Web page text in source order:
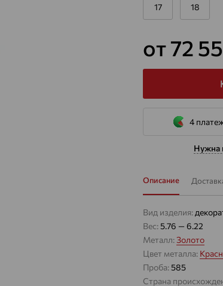
17 18
от 72
4
Нужна
Описание
Вид изделия:
Вес:5.76 — 6.22
Металл:Золото
Цвет металла:
Проба:585
Страна